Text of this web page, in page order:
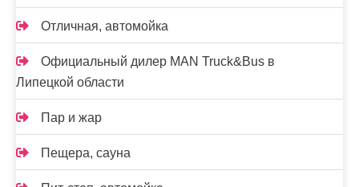
Отличная, автомойка
Официальный дилер MAN Truck&Bus в
Липецкой области
Пар и жар
Пещера, сауна